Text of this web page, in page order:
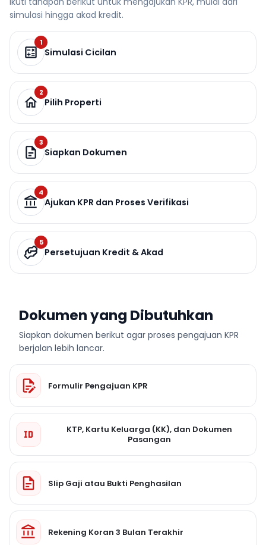
simulasi hingga akad kredit.
1
Simulasi Cicilan
2
Pilih Properti
3
Siapkan Dokumen
4
Ajukan KPR dan Proses Verifikasi
5
Persetujuan Kredit & Akad
Dokumen yang Dibutuhkan
Siapkan dokumen berikut agar proses pengajuan KPR
berjalan lebih lancar.
Formulir Pengajuan KPR
KTP, Kartu Keluarga (KK), dan Dokumen
Pasangan
Slip Gaji atau Bukti Penghasilan
Rekening Koran 3 Bulan Terakhir